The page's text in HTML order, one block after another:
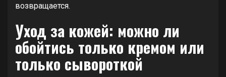
возвращается.
Уход за кожей: можно ли
обойтись только кремом или
только сывороткой